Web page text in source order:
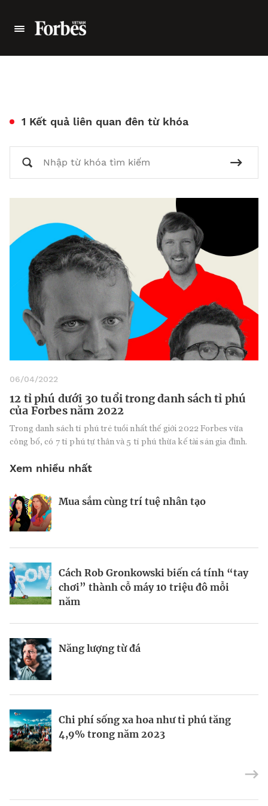
1 Kết quả liên quan đên từ khóa
06/04/2022
12 tỉ phú dưới 30 tuổi trong danh sách tỉ phú
của Forbes năm 2022
Trong danh sách tỉ phú trẻ tuổi nhất thế giới 2022 Forbes vừa
công bố, có 7 tỉ phú tự thân và 5 tỉ phú thừa kế tài sản gia đình.
Xem nhiều nhất
Mua sắm cùng trí tuệ nhân tạo
Cách Rob Gronkowski biến cá tính “tay
chơi” thành cỗ máy 10 triệu đô mỗi
năm
Năng lượng từ đá
Chi phí sống xa hoa như tỉ phú tăng
4,9% trong năm 2023
Nhà sáng lập 25 tuổi và tham vọng lật
Thợ săn khoản vay
Nếu biết tận dụng, AI sẽ giúp điều hành
công ty tốt hơn
Định vị doanh nghiệp Việt trên bản đồ
kinh tế toàn cầu
Kiểm soát bất ổn và bảo vệ sức khỏe
BRANDCONNECT | Brand Contributor
Champagne hàng đầu cho chất riêng
mùa lễ hội
Kết nối liên vùng: Đòn bẩy chiến lược
Mukesh Ambani sắp chuyển giao quyền
điều hành Reliance Industries cho các